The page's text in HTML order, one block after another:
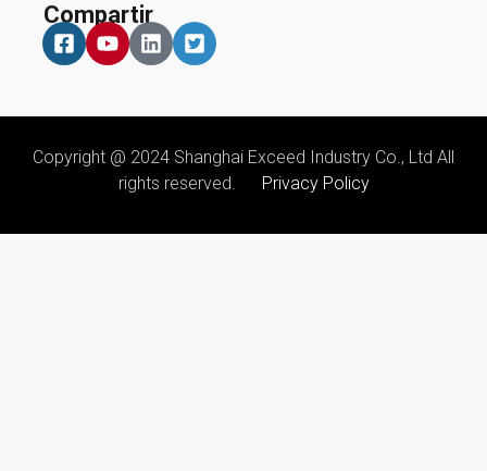
Compartir
Copyright @ 2024 Shanghai Exceed Industry Co., Ltd All
rights reserved.
Privacy Policy